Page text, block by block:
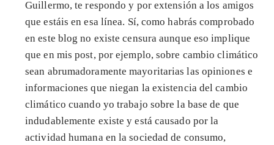
Guillermo, te respondo y por extensión a los amigos
que estáis en esa línea. Sí, como habrás comprobado
en este blog no existe censura aunque eso implique
que en mis post, por ejemplo, sobre cambio climático
sean abrumadoramente mayoritarias las opiniones e
informaciones que niegan la existencia del cambio
climático cuando yo trabajo sobre la base de que
indudablemente existe y está causado por la
actividad humana en la sociedad de consumo,